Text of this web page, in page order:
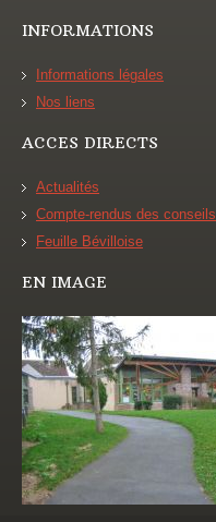
INFORMATIONS
Informations légales
Nos liens
ACCES DIRECTS
Actualités
Compte-rendus des conseils
Feuille Bévilloise
EN IMAGE